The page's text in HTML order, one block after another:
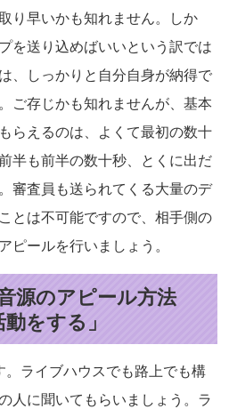
り早いかも知れません。しか
を送り込めばいいという訳では
、しっかりと自分自身が納得で
ご存じかも知れませんが、基本
らえるのは、よくて最初の数十
半も前半の数十秒、とくに出だ
審査員も送られてくる大量のデ
とは不可能ですので、相手側の
ピールを行いましょう。
源のアピール方法
をする」
。ライブハウスでも路上でも構
人に聞いてもらいましょう。ラ